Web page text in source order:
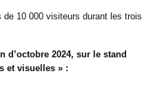
de 10 000 visiteurs durant les trois
d’octobre 2024, sur le stand
et visuelles » :